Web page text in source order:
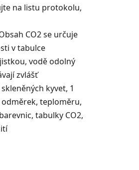
na listu protokolu,
CO2 se určuje
v tabulce
vodě odolný
zvlášť
kyvet, 1
teploměru,
tabulky CO2,